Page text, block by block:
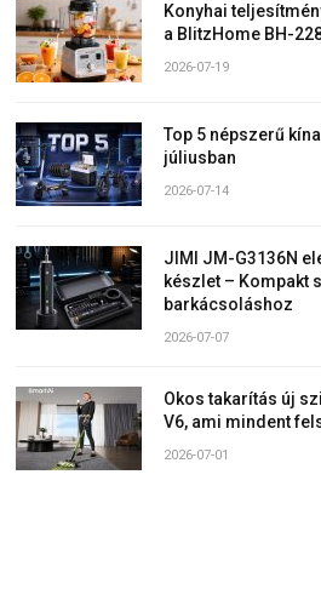
Konyhai
a BlitzHome BH-
2026-07-19
Top 5 népszerű
júliusban
2026-07-14
JIMI JM-G3136N
készlet – Kompakt
barkácsoláshoz
2026-07-07
Okos takarítás új
V6, ami mindent
2026-07-01